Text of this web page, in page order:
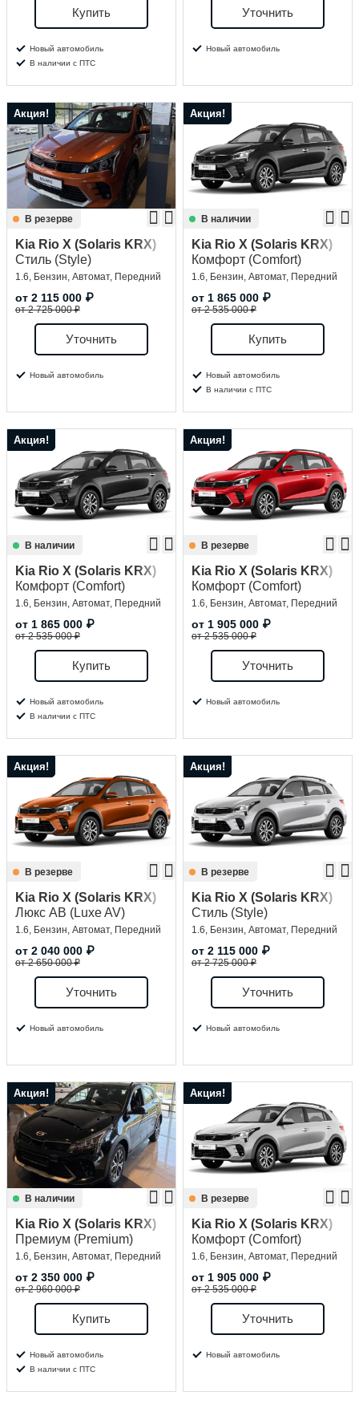
Купить
Новый автомобиль
В наличии с ПТС
Уточнить
Новый автомобиль
Акция!
В резерве
Kia Rio X (Solaris KRX)
Стиль (Style)
1.6, Бензин, Автомат, Передний
от 2 115 000 ₽
от 2 725 000 ₽
Уточнить
Новый автомобиль
Акция!
В наличии
Kia Rio X (Solaris KRX)
Комфорт (Comfort)
1.6, Бензин, Автомат, Передний
от 1 865 000 ₽
от 2 535 000 ₽
Купить
Новый автомобиль
В наличии с ПТС
Акция!
В наличии
Kia Rio X (Solaris KRX)
Комфорт (Comfort)
1.6, Бензин, Автомат, Передний
от 1 865 000 ₽
от 2 535 000 ₽
Купить
Новый автомобиль
В наличии с ПТС
Акция!
В резерве
Kia Rio X (Solaris KRX)
Комфорт (Comfort)
1.6, Бензин, Автомат, Передний
от 1 905 000 ₽
от 2 535 000 ₽
Уточнить
Новый автомобиль
Акция!
В резерве
Kia Rio X (Solaris KRX)
Люкс АВ (Luxe AV)
1.6, Бензин, Автомат, Передний
от 2 040 000 ₽
от 2 650 000 ₽
Уточнить
Новый автомобиль
Акция!
В резерве
Kia Rio X (Solaris KRX)
Стиль (Style)
1.6, Бензин, Автомат, Передний
от 2 115 000 ₽
от 2 725 000 ₽
Уточнить
Новый автомобиль
Акция!
В наличии
Kia Rio X (Solaris KRX)
Премиум (Premium)
1.6, Бензин, Автомат, Передний
от 2 350 000 ₽
от 2 960 000 ₽
Купить
Новый автомобиль
В наличии с ПТС
Акция!
В резерве
Kia Rio X (Solaris KRX)
Комфорт (Comfort)
1.6, Бензин, Автомат, Передний
от 1 905 000 ₽
от 2 535 000 ₽
Уточнить
Новый автомобиль